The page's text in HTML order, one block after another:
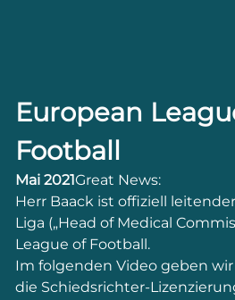
European
Football
Mai 2021Great News:
Herr Baack ist offiziell
Liga („Head of Medical
League of Football.
Im folgenden Video geben
die Schiedsrichter-